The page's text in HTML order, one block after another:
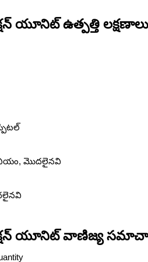
యూనిట్ ఉత్పత్తి లక్షణాలు
మొదలైనవి
యూనిట్ వాణిజ్య